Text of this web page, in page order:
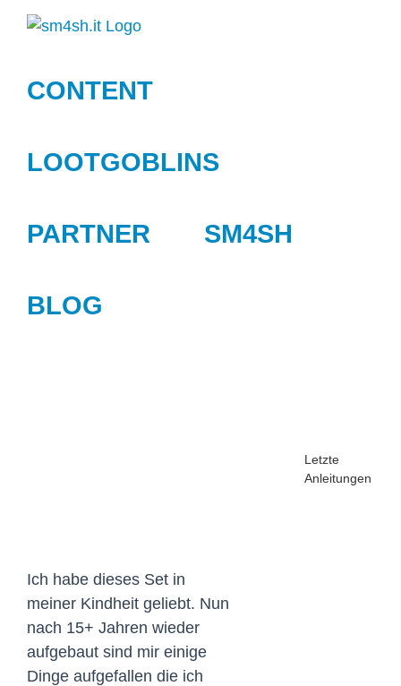
Zum
CONTENT
LOOTGOBLINS
PARTNER SM4SH
BLOG
Ich habe dieses Set in
meiner Kindheit geliebt. Nun
nach 15+ Jahren wieder
aufgebaut sind mir einige
Dinge aufgefallen die ich
Letzte
Anleitungen